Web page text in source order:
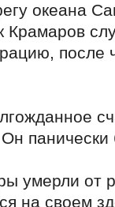
океана
Крамаров
после
панически
умерли от
на своем